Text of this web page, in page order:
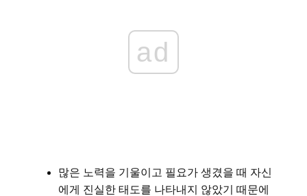
ad
많은 노력을 기울이고 필요가 생겼을 때 자신
에게 진실한 태도를 나타내지 않았기 때문에